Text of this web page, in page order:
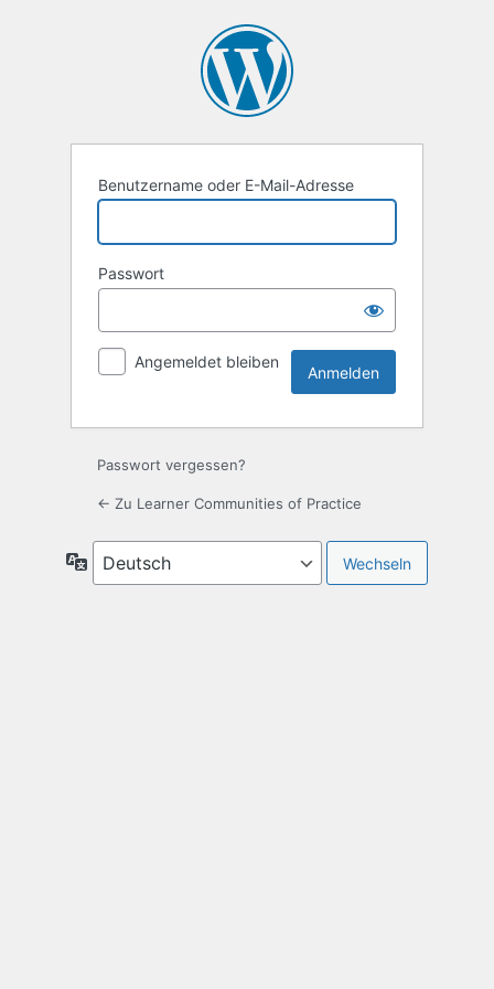
Benutzername oder E-Mail-Adresse
Passwort
Angemeldet bleiben
Passwort vergessen?
← Zu Learner Communities of Practice
Sprache